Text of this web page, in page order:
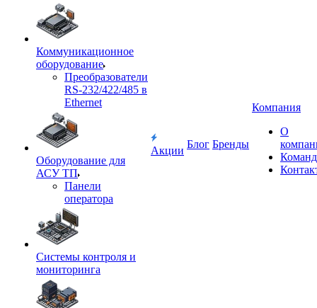
Коммуникационное
оборудование
Преобразователи
RS-232/422/485 в
Ethernet
Оборудование для
АСУ ТП
Панели
оператора
Системы контроля и
мониторинга
Акции
Блог Бренды
Компания
О